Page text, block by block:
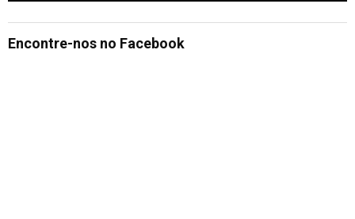
Encontre-nos no Facebook